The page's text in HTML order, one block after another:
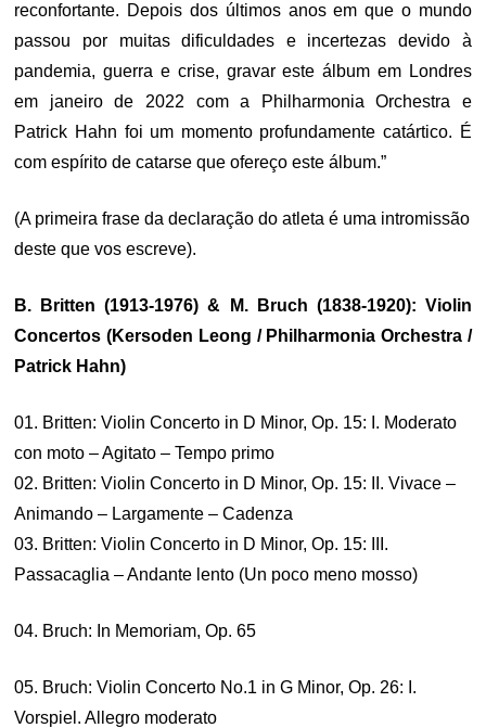
reconfortante. Depois dos últimos anos em que o mundo
passou por muitas dificuldades e incertezas devido à
pandemia, guerra e crise, gravar este álbum em Londres
em janeiro de 2022 com a Philharmonia Orchestra e
Patrick Hahn foi um momento profundamente catártico. É
com espírito de catarse que ofereço este álbum.”
(A primeira frase da declaração do atleta é uma intromissão
deste que vos escreve).
B. Britten (1913-1976) & M. Bruch (1838-1920): Violin
Concertos (Kersoden Leong / Philharmonia Orchestra /
Patrick Hahn)
01. Britten: Violin Concerto in D Minor, Op. 15: I. Moderato
con moto – Agitato – Tempo primo
02. Britten: Violin Concerto in D Minor, Op. 15: II. Vivace –
Animando – Largamente – Cadenza
03. Britten: Violin Concerto in D Minor, Op. 15: III.
Passacaglia – Andante lento (Un poco meno mosso)
04. Bruch: In Memoriam, Op. 65
05. Bruch: Violin Concerto No.1 in G Minor, Op. 26: I.
Vorspiel. Allegro moderato